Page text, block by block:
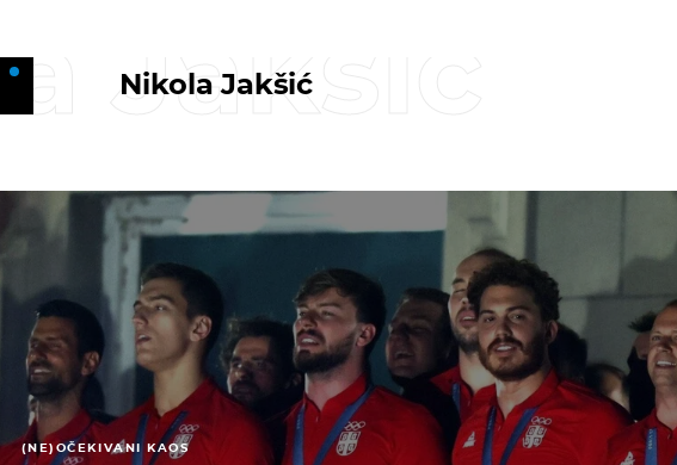
Nikola Jakšić
Jakšić
(NE)OČEKIVANI KAOS